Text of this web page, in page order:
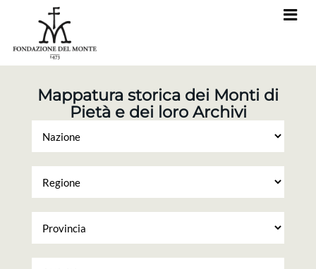
Mappatura storica dei Monti di
Pietà e dei loro Archivi